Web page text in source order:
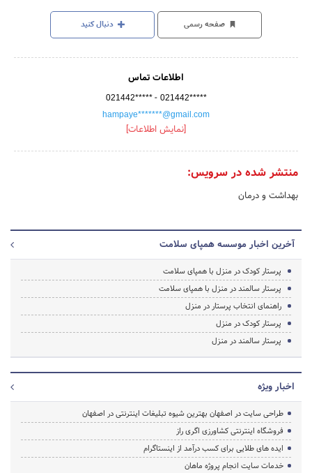
صفحه رسمی دنبال کنید
اطلاعات تماس
021442***** - 021442*****
hampaye*******@gmail.com
[نمایش اطلاعات]
منتشر شده در سرویس:
بهداشت و درمان
آخرین اخبار موسسه همپای سلامت
پرستار کودک در منزل با همپای سلامت
پرستار سالمند در منزل با همپای سلامت
راهنمای انتخاب پرستار در منزل
پرستار کودک در منزل
پرستار سالمند در منزل
اخبار ویژه
طراحی سایت در اصفهان بهترین شیوه تبلیغات اینترنتی در اصفهان
فروشگاه اینترنتی کشاورزی اگری راز
ایده های طلایی برای کسب درآمد از اینستاگرام
خدمات سایت انجام پروژه ماهان